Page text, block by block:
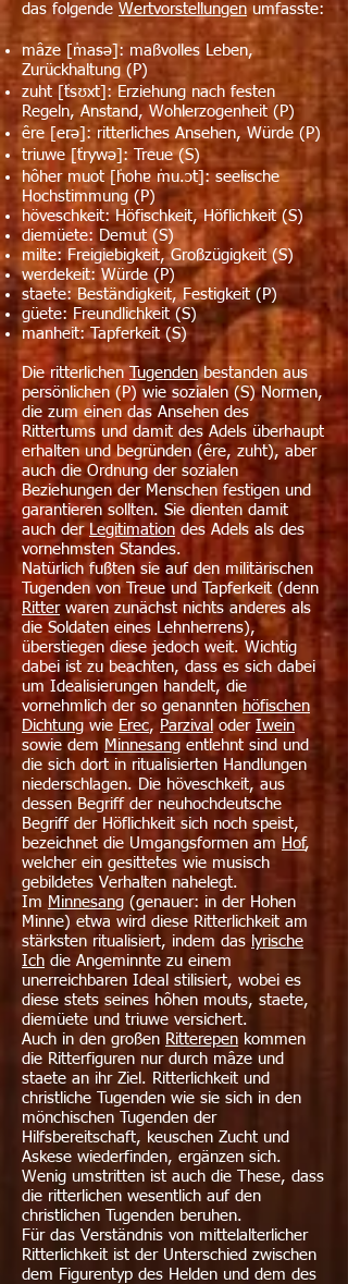
das folgende Wertvorstellungen umfasste:
mâze [ˈmaːsə]: maßvolles Leben,
Zurückhaltung (P)
zuht [ˈtsʊxt]: Erziehung nach festen
Regeln, Anstand, Wohlerzogenheit (P)
êre [eːrə]: ritterliches Ansehen, Würde (P)
triuwe [ˈtrywə]: Treue (S)
hôher muot [ˈhohɐ ˈmu.ɔt]: seelische
Hochstimmung (P)
höveschkeit: Höfischkeit, Höflichkeit (S)
diemüete: Demut (S)
milte: Freigiebigkeit, Großzügigkeit (S)
werdekeit: Würde (P)
staete: Beständigkeit, Festigkeit (P)
güete: Freundlichkeit (S)
manheit: Tapferkeit (S)
Die ritterlichenTugendenbestanden aus
persönlichen (P) wie sozialen (S) Normen,
die zum einen das Ansehen des
Rittertums und damit des Adels überhaupt
erhalten und begründen (êre, zuht), aber
auch die Ordnung der sozialen
Beziehungen der Menschen festigen und
garantieren sollten. Sie dienten damit
auch der Legitimation des Adels als des
vornehmsten Standes.
Natürlich fußten sie auf den militärischen
Tugenden von Treue und Tapferkeit (denn
Ritterwaren zunächst nichts anderes als
die Soldaten eines Lehnherrens),
überstiegen diese jedoch weit. Wichtig
dabei ist zu beachten, dass es sich dabei
um Idealisierungen handelt, die
vornehmlich der so genannten höfischen
Dichtung wie Erec, Parzival oder Iwein
sowie dem Minnesang entlehnt sind und
die sich dort in ritualisierten Handlungen
niederschlagen. Die höveschkeit, aus
dessen Begriff der neuhochdeutsche
Begriff der Höflichkeit sich noch speist,
bezeichnet die Umgangsformen am Hof,
welcher ein gesittetes wie musisch
gebildetes Verhalten nahelegt.
Im Minnesang (genauer: in der Hohen
Minne) etwa wird diese Ritterlichkeit am
stärksten ritualisiert, indem das lyrische
Ich die Angeminnte zu einem
unerreichbaren Ideal stilisiert, wobei es
diese stets seines hôhen mouts, staete,
diemüete und triuwe versichert.
Auch in den großen Ritterepen kommen
die Ritterfiguren nur durch mâze und
staete an ihr Ziel. Ritterlichkeit und
christliche Tugenden wie sie sich in den
mönchischen Tugenden der
Hilfsbereitschaft, keuschen Zucht und
Askese wiederfinden, ergänzen sich.
Wenig umstritten ist auch die These, dass
die ritterlichen wesentlich auf den
christlichen Tugenden beruhen.
Für das Verständnis von mittelalterlicher
Ritterlichkeit ist der Unterschied zwischen
dem Figurentyp des Helden und dem des